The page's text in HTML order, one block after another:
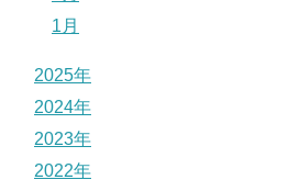
1月
2025年
2024年
2023年
2022年